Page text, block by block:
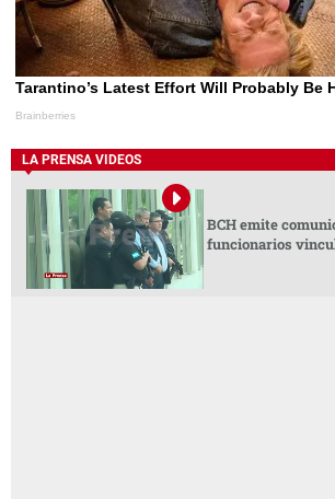
LA PRENSA VIDEOS
BCH emite
funcionarios